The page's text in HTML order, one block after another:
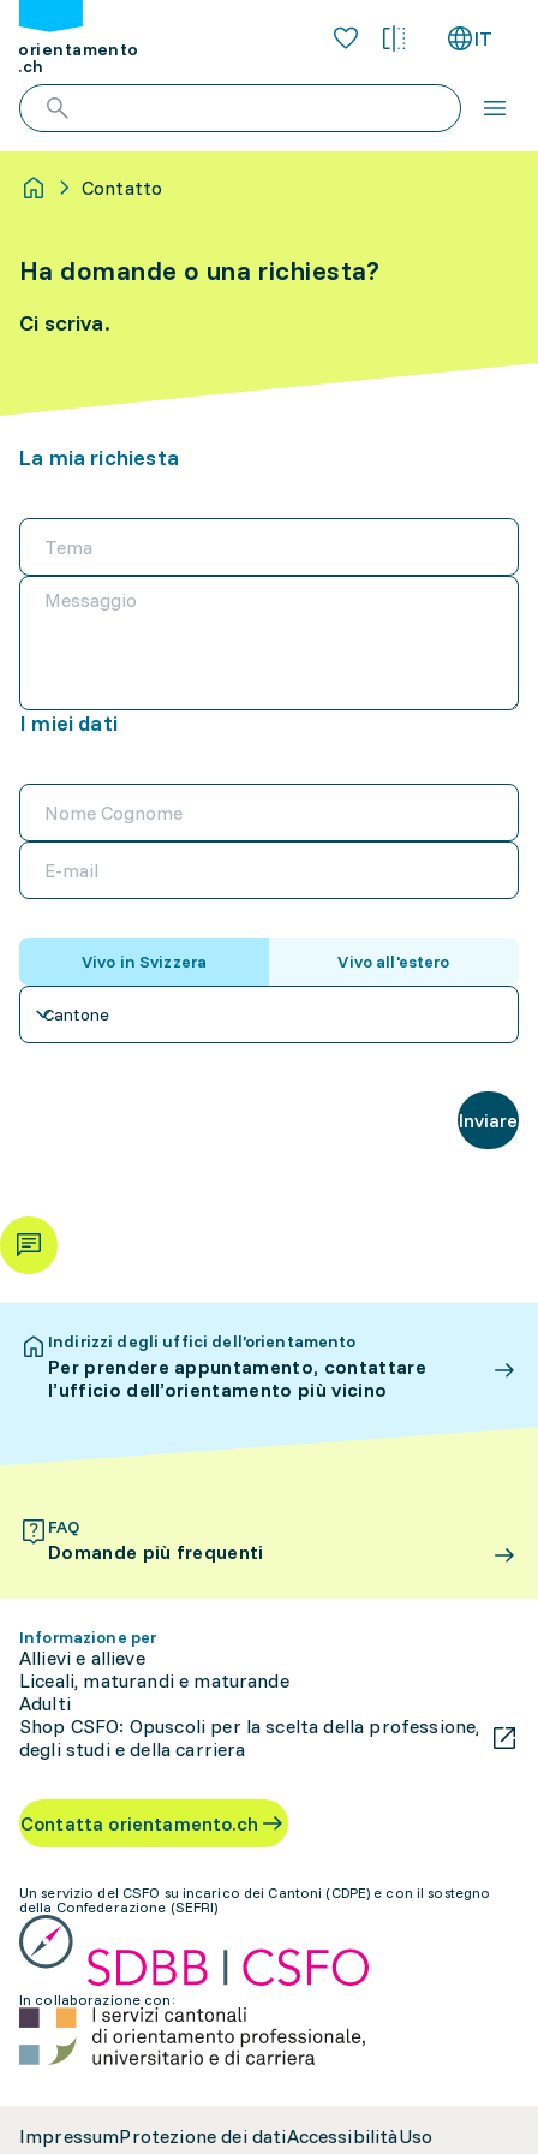
orientamento
.ch
IT
Contatto
Ha domande o una richiesta?
Ci scriva.
La mia richiesta
I miei dati
Vivo in Svizzera Vivo all'estero
Cantone
Inviare
Indirizzi degli uffici dell’orientamento
Per prendere appuntamento, contattare
l’ufficio dell’orientamento più vicino
FAQ
Domande più frequenti
Informazione per
Allievi e allieve
Liceali, maturandi e maturande
Adulti
Shop CSFO: Opuscoli per la scelta della professione,
degli studi e della carriera
Contatta orientamento.ch
Un servizio del CSFO su incarico dei Cantoni (CDPE) e con il sostegno
della Confederazione (SEFRI)
In collaborazione con:
ImpressumProtezione dei datiAccessibilitàUso